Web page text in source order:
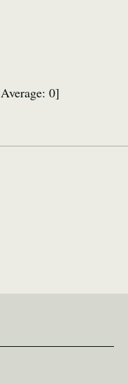
Average: 0]